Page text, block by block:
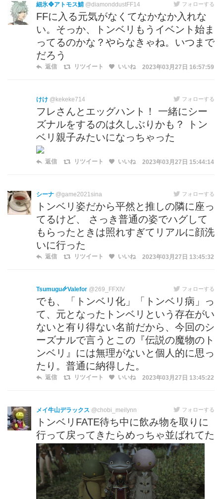
細氷❖アトモス鯖 @diamonddustFF14 フォローする
FFに入る元気がなくてなかなか入れな
い。そっか、トンベリもうイベント始ま
ってるのかな？やらなきゃね。いつまで
だろう
返信 リツイート いいね 2023年03月27日 16:57:59
けけ @kekeke714 フォローする
フレさんとエッグハント！ 一緒にシー
ズナルをするのは久しぶりかも？ トン
ベリ親子みたいになっちゃった
返信 リツイート いいね 2023年03月27日 15:44:14
シーナ @game2021sina フォローする
トンベリ姿だから平然と推しの隣に座っ
てるけど、 さっき普通の姿でハグして
もらったときは照れすぎてリアルに顔洗
いに行った
返信 リツイート いいね 2023年03月27日 13:45:32
Tsumugu🜸Valefor @269_FFXIV フォローする
でも、「トンベリ化」「トンベリ病」っ
て、元となったトンベリという存在がい
ないと有り得ない名前だから、今回のシ
ーズナルで言うとこの『伝説の魔物のト
ンベリ』には無理がないと個人的に思っ
たり。普通に納得した。
返信 リツイート いいね 2023年03月27日 13:45:22
メイ牛山デラックス @chobi_meilynn フォローする
トンベリFATE待ち中に飲み物を取りに
行って戻ってきたらめっちゃ並ばれてた